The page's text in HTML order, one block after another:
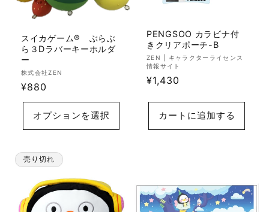
スイカゲーム® ぶらぶ
ら３Dラバーキーホルダ
ー
販
売
元:
株式会社ZEN
通
常
格
¥880
オプションを選択
PENGSOO カラビナ付
きクリアポーチ-B
販
売
元:
ZEN | キャラクターライセンス
情報サイト
通
¥1,430
カートに追加する
売り切れ